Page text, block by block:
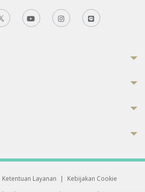
Ketentuan Layanan |
Kebijakan Cookie